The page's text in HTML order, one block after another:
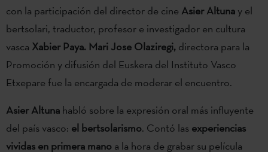
con la participación del director de cine Asier Altuna y el
bertsolari, traductor, profesor e investigador en cultura
vasca Xabier Paya. Mari Jose Olaziregi, directora para la
Promoción y difusión del Euskera del Instituto Vasco
Etxepare fue la encargada de moderar el encuentro.
Asier Altuna habló sobre la expresión oral más influyente
del país vasco: el bertsolarismo. Contó las experiencias
vividas en primera mano a la hora de grabar su película